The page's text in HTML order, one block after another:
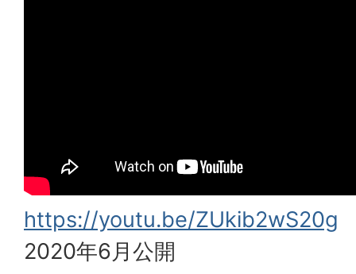
https://youtu.be/ZUkib2wS20g
2020年6月公開